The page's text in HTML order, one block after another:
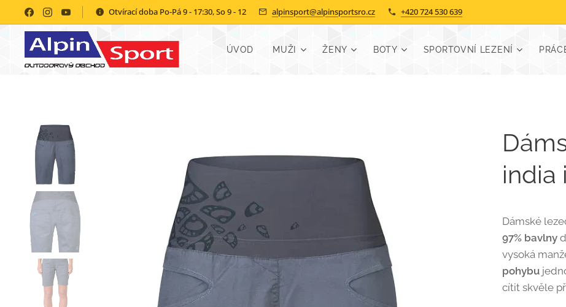
Otvírací doba Po-Pá 9 - 17:30, So 9 - 12 alpinsport@alpinsportsro.cz +420 724 530 639
ÚVOD MUŽI ŽENY BOTY SPORTOVNÍ LEZENÍ
india
Dámské
97% bavlny
vysoká
pohybu
cítit skvěle